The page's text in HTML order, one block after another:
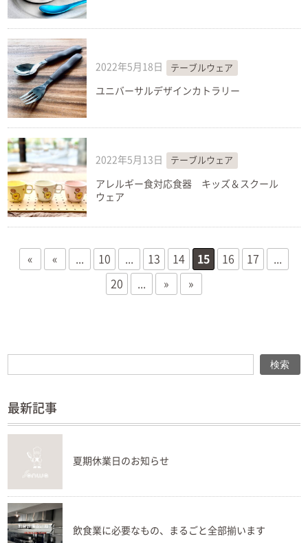
2022年5月18日 テーブルウェア
ユニバーサルデザインカトラリー
2022年5月13日 テーブルウェア
アレルギー食対応食器 キッズ＆スクール
ウェア
« « 10 13 14 15 16 17
20 » »
検索
最新記事
夏期休業日のお知らせ
飲食業に必要なもの、まるごと全部揃います